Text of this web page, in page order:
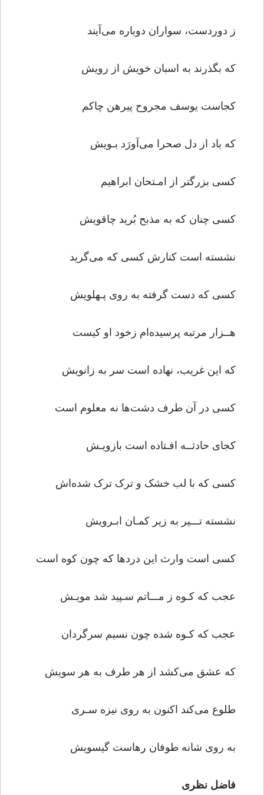
ز دوردست‌، سواران دوباره می‌آیند
که بگذرند به اسبان خویش از رویش
کجاست یوسف مجروح پیرهن چاکم
که باد از دل صحرا می‌آورَد بـویش
کسی بزرگتر از امـتحان ابراهیم
کسی چنان که به مذبح بُرید چاقویش
نشسته است کنارش کسی که می‌گرید
کسی که دست گرفته به روی پـهلویش
هــزار مرتبه پرسیده‌ام زخود او کیست
که این غریب، نهاده است سر به زانویش
کسی در آن طرف دشت‌ها نه معلوم است
کجای حادثــه افـتاده است بازویـش
کسی که با لب خشک و ترک ترک شده‌اش
نشسته تـــیر به زیر کمـان ابـرویش
کسی است وارث این دردها که چون کوه است
عجب که کـوه ز مـــاتم سـپید شد مویـش
عجب که کـوه شده چون نسیم سرگردان
که عشق می‌کشد از هر طرف به هر سویش
طلوع می‌کند اکنون به روی نیزه سـری
به روی شانه طوفان رهاست گیسویش
فاضل نظری